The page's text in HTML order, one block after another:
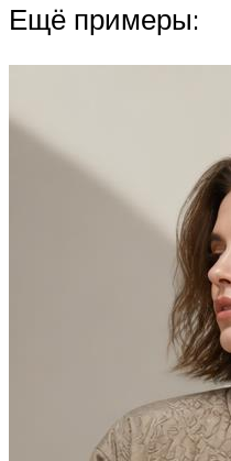
Ещё примеры: